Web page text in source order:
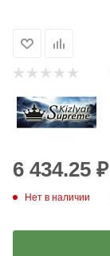
6 434.25 ₽
Нет в наличии